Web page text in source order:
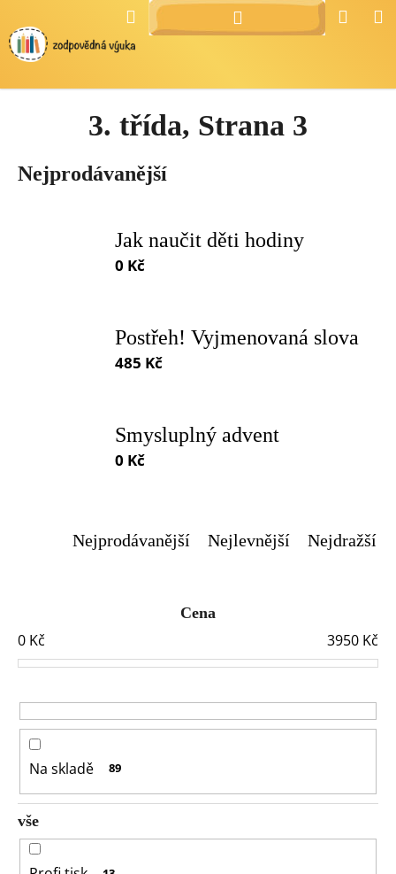
na
obsah
Hledat Přihlášení
3. třída, Strana 3
Nejprodávanější
Jak naučit děti hodiny
0 Kč
Postřeh! Vyjmenovaná slova
485 Kč
Smysluplný advent
0 Kč
Nejprodávanější Nejlevnější Nejdražší
Cena
0 Kč 3950 Kč
Na skladě 89
vše
o
Zpět
Zpět
C
o
D
o
r
u